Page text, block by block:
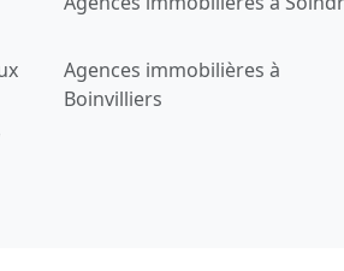
Agences immobilières à
Boinvilliers